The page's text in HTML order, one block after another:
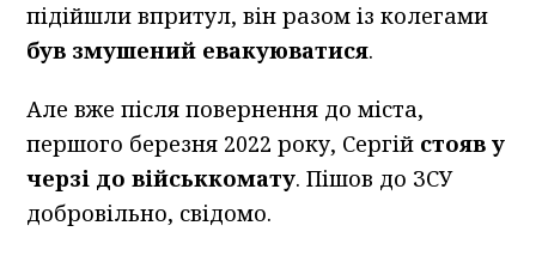
підійшли впритул, він разом із колегами
був змушений евакуюватися.
Але вже після повернення до міста,
першого березня 2022 року, Сергій стояв у
черзі до військкомату. Пішов до ЗСУ
добровільно, свідомо.